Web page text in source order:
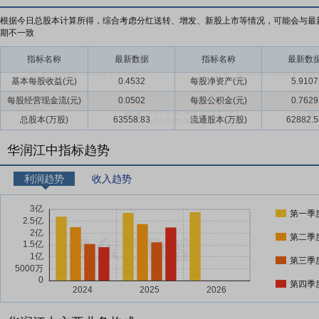
根据今日总股本计算所得，综合考虑分红送转、增发、新股上市等情况，可能会与最
期不一致
指标名称 最新数据 指标名称 最新数
基本每股收益(元) 0.4532 每股净资产(元)
5.9107
每股经营现金流(元)
0.0502 每股公积金(元)
0.7629
总股本(万股)
63558.83 流通股本(万股)
华润江中指标趋势
利润趋势 收入趋势
第一季
第二季
第三季
第四季